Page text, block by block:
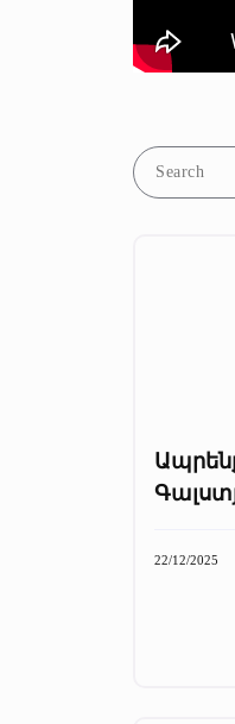
22/12/2025